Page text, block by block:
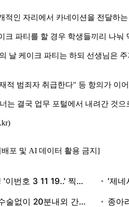
적인 자리에서 카네이션을 전달하
크 파티를 할 경우 학생들끼리 나
날 케이크 파티는 하되 선생님은
적 범죄자 취급한다" 등 항의가 이
는 결국 업무 포털에서 내려간 것으
포 및 AI 데이터 활용 금지]